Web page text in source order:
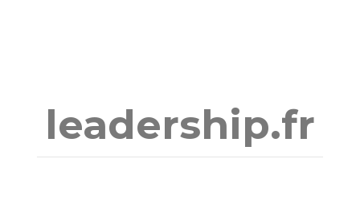
leadership.fr